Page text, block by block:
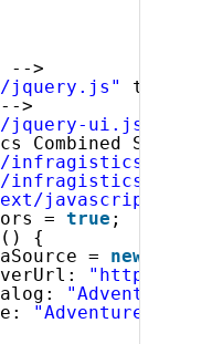
-->
jquery.js" type=
>
jquery-ui.js"
Combined
javascript"
= true
() {
= new
"http://
"Adventure
"Adventure